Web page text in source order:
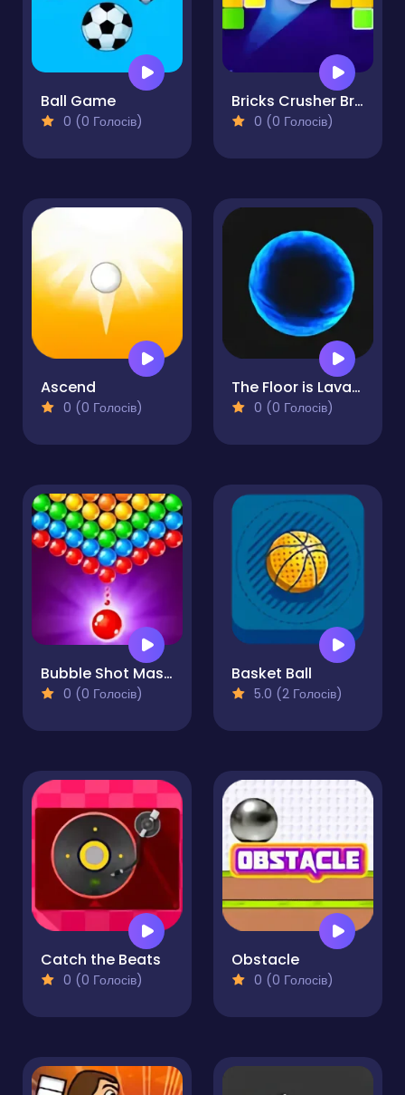
Ball Game
0 (0 Голосів)
Bricks Crusher Breaker Ball
0 (0 Голосів)
Ascend
0 (0 Голосів)
The Floor is Lava! Balls
0 (0 Голосів)
Bubble Shot Master
0 (0 Голосів)
Basket Ball
5.0 (2 Голосів)
Catch the Beats
0 (0 Голосів)
Obstacle
0 (0 Голосів)